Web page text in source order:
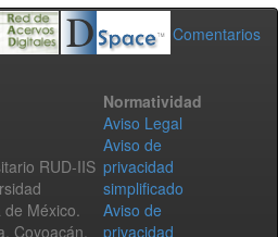
Comentarios
RUD-IIS
de México.
Coyoacán,
Normatividad
Aviso Legal
Aviso de
privacidad
simplificado
Aviso de
privacidad